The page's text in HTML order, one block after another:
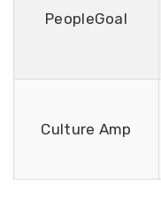
PeopleGoal
Culture Amp